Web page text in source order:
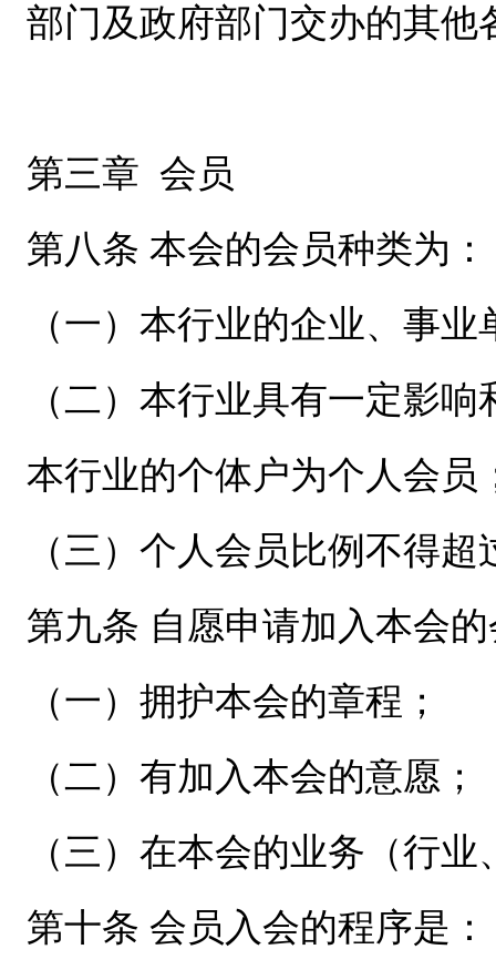
部门及政府部门交办的其他
第三章 会员
第八条 本会的会员种类为：
（一）本行业的企业、事
（二）本行业具有一定影
本行业的个体户为个人会员
（三）个人会员比例不得
第九条 自愿申请加入本会
（一）拥护本会的章程；
（二）有加入本会的意愿；
（三）在本会的业务（行
第十条 会员入会的程序是：